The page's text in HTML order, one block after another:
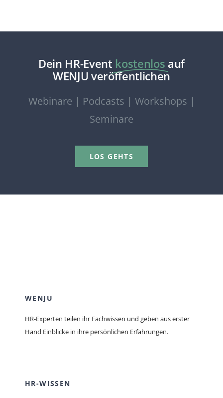
Dein HR-Event kostenlos auf
WENJU veröffentlichen
Webinare | Podcasts | Workshops |
Seminare
LOS GEHTS
WENJU
HR-Experten teilen ihr Fachwissen und geben aus erster
Hand Einblicke in ihre persönlichen Erfahrungen.
HR-WISSEN